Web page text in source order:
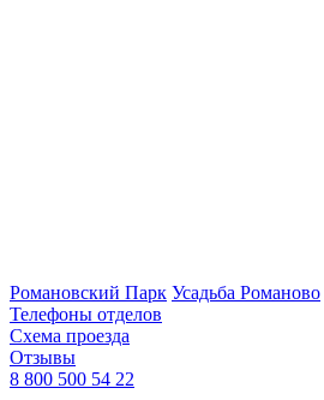
Романовский Парк Усадьба Романово
Телефоны отделов
Схема проезда
Отзывы
8 800 500 54 22